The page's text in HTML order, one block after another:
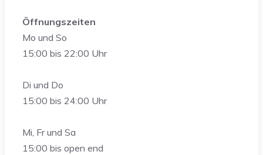
Öffnungszeiten
Mo und So
15:00 bis 22:00 Uhr
Di und Do
15:00 bis 24:00 Uhr
Mi, Fr und Sa
15:00 bis open end